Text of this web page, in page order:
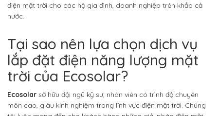
điện mặt trời cho các hộ gia đình, doanh nghiệp trên khắp cả
nước.
Tại sao nên lựa chọn dịch vụ
lắp đặt điện năng lượng mặt
trời của Ecosolar?
Ecosolar sở hữu đội ngũ kỹ sư, nhân viên có trình độ chuyên
môn cao, giàu kinh nghiệm trong lĩnh vực điện mặt trời. Chúng